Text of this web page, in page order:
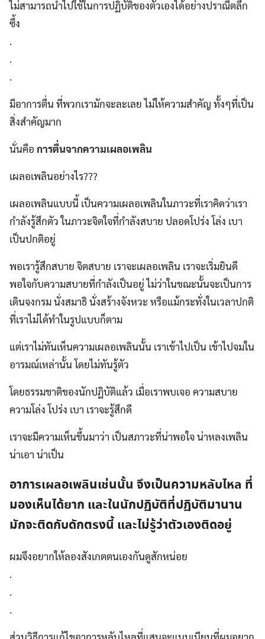
ไม่สามารถนำไปใช้ในการปฏิบัติของตัวเองได้อย่างปราณีตลึก
ซึ้ง
.
.
.
มีอาการตื่น ที่พวกเรามักจะละเลย ไม่ให้ความสำคัญ ทั้งๆที่เป็น
สิ่งสำคัญมาก
นั่นคือ การตื่นจากความเผลอเพลิน
เผลอเพลินอย่างไร???
เผลอเพลินแบบนี้ เป็นความเผลอเพลินในภาวะที่เราคิดว่าเรา
กำลังรู้สึกตัว ในภาวะจิตใจที่กำลังสบาย ปลอดโปร่ง โล่ง เบา
เป็นปกติอยู่
พอเรารู้สึกสบาย จิตสบาย เราจะเผลอเพลิน เราจะเริ่มยินดี
พอใจกับความสบายที่กำลังเป็นอยู่ ไม่ว่าในขณะนั้นจะเป็นการ
เดินจงกรม นั่งสมาธิ นั่งสร้างจังหวะ หรือแม้กระทั่งในเวลาปกติ
ที่เราไม่ได้ทำในรูปแบบก็ตาม
แต่เราไม่ทันเห็นความเผลอเพลินนั้น เราเข้าไปเป็น เข้าไปจมใน
อารมณ์เหล่านั้น โดยไม่ทันรู้ตัว
โดยธรรมชาติของนักปฏิบัติแล้ว เมื่อเราพบเจอ ความสบาย
ความโล่ง โปร่ง เบา เราจะรู้สึกดี
เราจะมีความเห็นขึ้นมาว่า เป็นสภาวะที่น่าพอใจ น่าหลงเพลิน
น่าเอา น่าเป็น
อาการเผลอเพลินเช่นนั้น จึงเป็นความหลับไหล ที่
มองเห็นได้ยาก และในนักปฏิบัติที่ปฏิบัติมานาน
มักจะติดกับดักตรงนี้ และไม่รู้ว่าตัวเองติดอยู่
ผมจึงอยากให้ลองสังเกตตนเองกันดูสักหน่อย
.
.
.